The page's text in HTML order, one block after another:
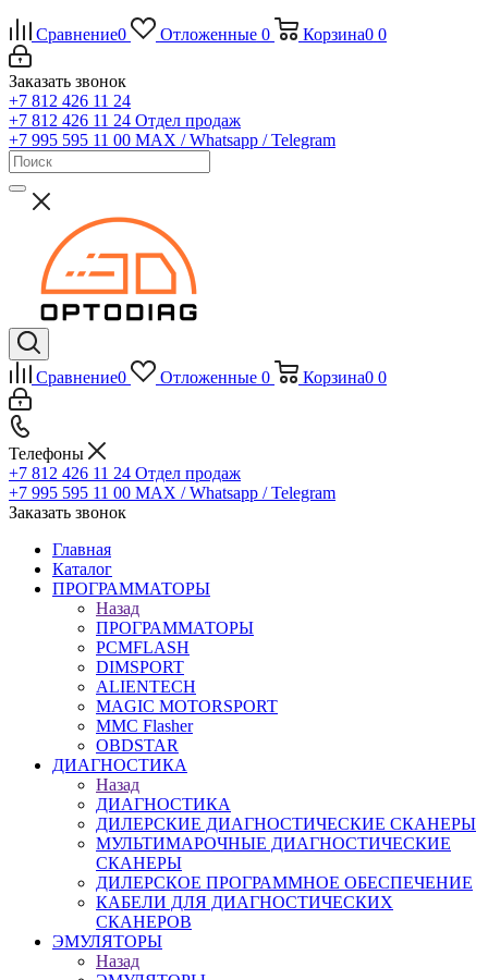
Сравнение0 Отложенные 0 Корзина0 0
Заказать звонок
+7 812 426 11 24
+7 812 426 11 24 Отдел продаж
+7 995 595 11 00 MAX / Whatsapp / Telegram
Сравнение0 Отложенные 0 Корзина0 0
Телефоны
+7 812 426 11 24 Отдел продаж
+7 995 595 11 00 MAX / Whatsapp / Telegram
Заказать звонок
Главная
Каталог
ПРОГРАММАТОРЫ
Назад
ПРОГРАММАТОРЫ
PCMFLASH
DIMSPORT
ALIENTECH
MAGIC MOTORSPORT
MMC Flasher
OBDSTAR
ДИАГНОСТИКА
Назад
ДИАГНОСТИКА
ДИЛЕРСКИЕ ДИАГНОСТИЧЕСКИЕ СКАНЕРЫ
МУЛЬТИМАРОЧНЫЕ ДИАГНОСТИЧЕСКИЕ
СКАНЕРЫ
ДИЛЕРСКОЕ ПРОГРАММНОЕ ОБЕСПЕЧЕНИЕ
КАБЕЛИ ДЛЯ ДИАГНОСТИЧЕСКИХ
СКАНЕРОВ
ЭМУЛЯТОРЫ
Назад